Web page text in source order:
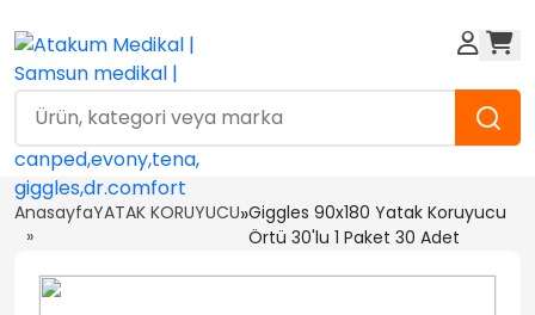
AnasayfaYATAK KORUYUCU»Giggles 90x180 Yatak Koruyucu
Örtü 30'lu 1 Paket 30 Adet